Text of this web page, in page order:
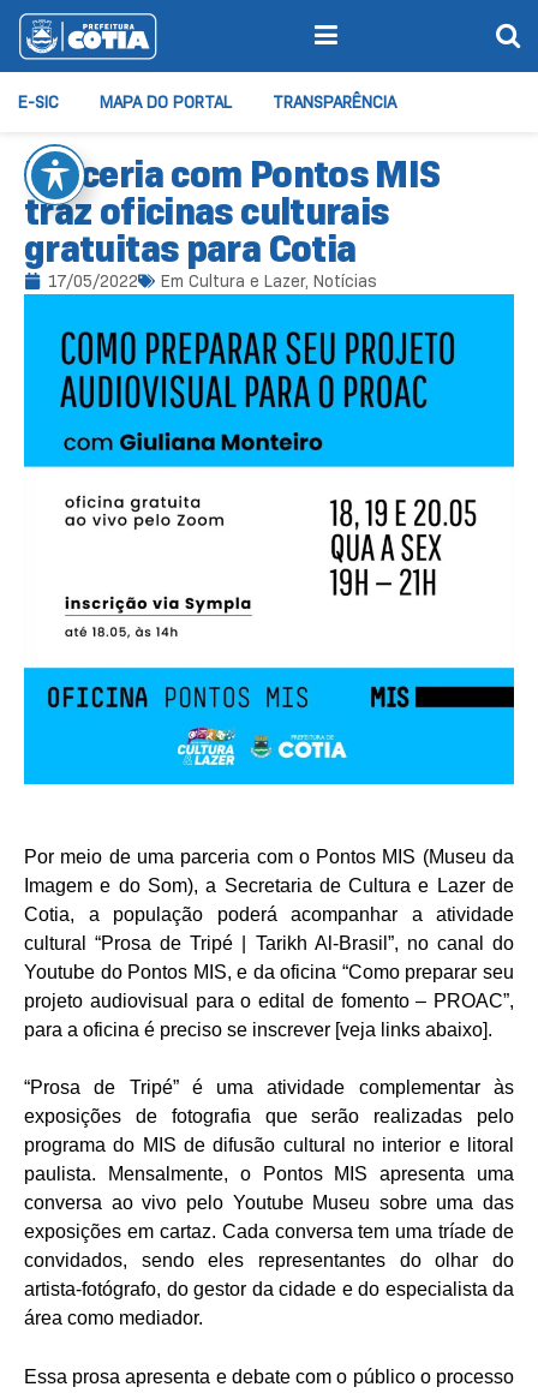
E-SIC MAPA DO PORTAL TRANSPARÊNCIA
Parceria com Pontos MIS
traz oficinas culturais
gratuitas para Cotia
17/05/2022 Em Cultura e Lazer, Notícias
Por meio de uma parceria com o Pontos MIS (Museu da
Imagem e do Som), a Secretaria de Cultura e Lazer de
Cotia, a população poderá acompanhar a atividade
cultural “Prosa de Tripé | Tarikh Al-Brasil”, no canal do
Youtube do Pontos MIS, e da oficina “Como preparar seu
projeto audiovisual para o edital de fomento – PROAC”,
para a oficina é preciso se inscrever [veja links abaixo].
“Prosa de Tripé” é uma atividade complementar às
exposições de fotografia que serão realizadas pelo
programa do MIS de difusão cultural no interior e litoral
paulista. Mensalmente, o Pontos MIS apresenta uma
conversa ao vivo pelo Youtube Museu sobre uma das
exposições em cartaz. Cada conversa tem uma tríade de
convidados, sendo eles representantes do olhar do
artista-fotógrafo, do gestor da cidade e do especialista da
área como mediador.
Essa prosa apresenta e debate com o público o processo